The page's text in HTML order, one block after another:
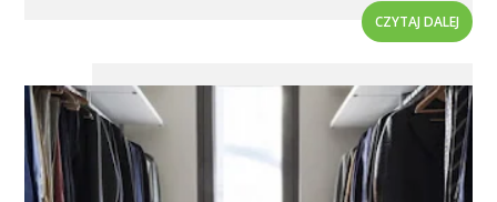
CZYTAJ DALEJ